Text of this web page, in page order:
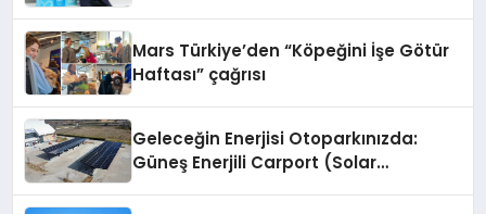
Mars Türkiye’den “Köpeğini İşe Götür
Haftası” çağrısı
Geleceğin Enerjisi Otoparkınızda:
Güneş Enerjili Carport (Solar